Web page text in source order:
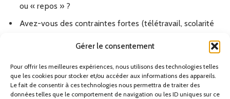
Gérer le consentement
Pour offrir les meilleures expériences, nous utilisons des technologies telles
que les cookies pour stocker et/ou accéder aux informations des appareils.
Le fait de consentir à ces technologies nous permettra de traiter des
données telles que le comportement de navigation ou les ID uniques sur ce
ou « repos » ?
Avez-vous des contraintes fortes (télétravail, scolarité
En fonction des réponses, on voit rapidement se dessiner
un profil dominant. C’est à partir de ce profil que l’on peut
adapter les durées de trajet, le nombre de nuits par étape,